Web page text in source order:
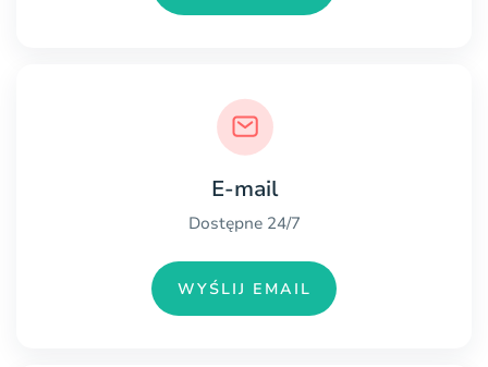
E-mail
Dostępne 24/7
WYŚLIJ EMAIL